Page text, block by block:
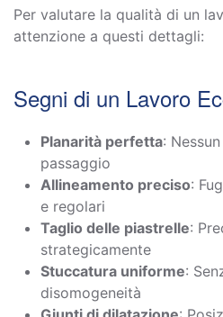
Per valutare la qualità di un
attenzione a questi dettagli:
Segni di un Lavoro
Planarità perfetta:
passaggio
Allineamento preciso:
e regolari
Taglio delle piastrelle:
strategicamente
Stuccatura uniforme:
disomogeneità